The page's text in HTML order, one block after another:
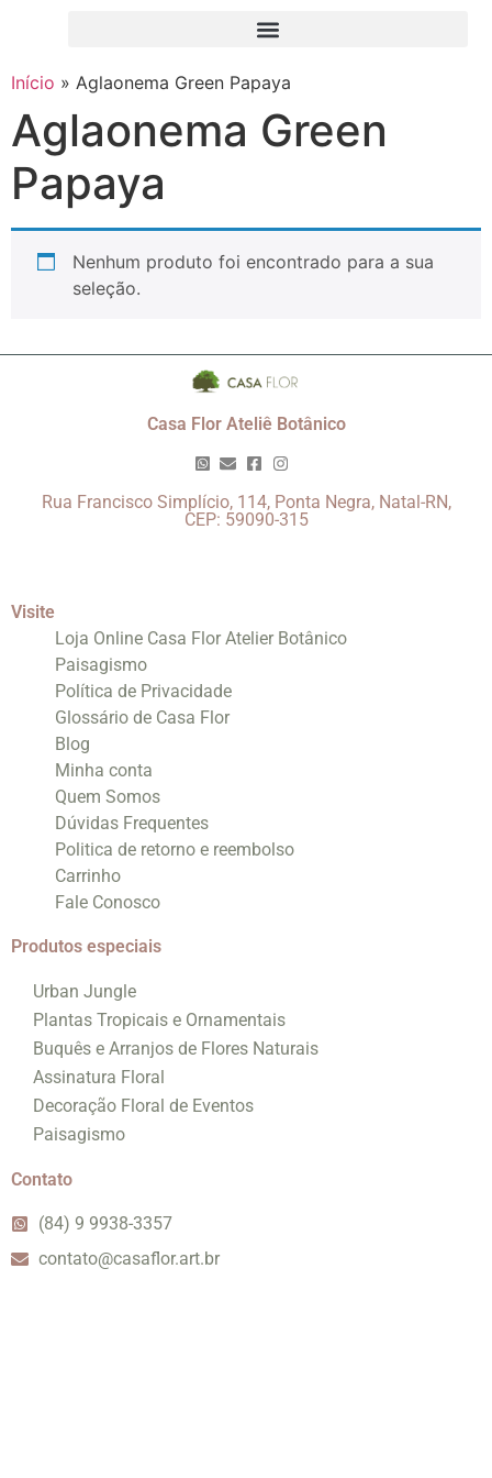
Início » Aglaonema Green Papaya
Aglaonema Green
Papaya
Nenhum produto foi encontrado para a sua
seleção.
Casa Flor Ateliê Botânico
Rua Francisco Simplício, 114, Ponta Negra, Natal-RN,
CEP: 59090-315
Visite
Loja Online Casa Flor Atelier Botânico
Paisagismo
Política de Privacidade
Glossário de Casa Flor
Blog
Minha conta
Quem Somos
Dúvidas Frequentes
Politica de retorno e reembolso
Carrinho
Fale Conosco
Produtos especiais
Urban Jungle
Plantas Tropicais e Ornamentais
Buquês e Arranjos de Flores Naturais
Assinatura Floral
Decoração Floral de Eventos
Paisagismo
Contato
(84) 9 9938-3357
contato@casaflor.art.br